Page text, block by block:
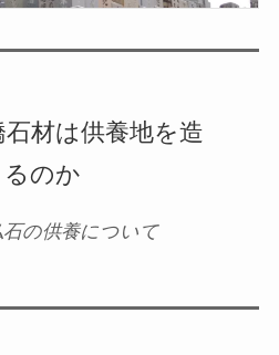
材は供養地を造
るのか
の供養について